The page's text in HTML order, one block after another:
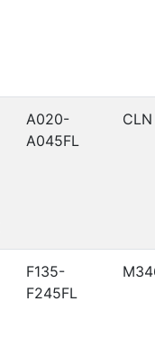
A020-
A045FL
CLN
F135-
F245FL